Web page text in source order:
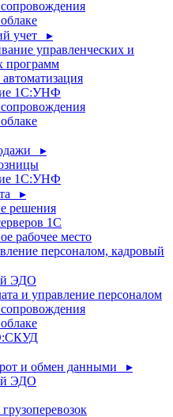
учет ▸
управленческих и
программ
автоматизация
1С:УНФ
▸
1С:УНФ
▸
решения
1С
рабочее место
персоналом, кадровый
ЭДО
и управление персоналом
и обмен данными ▸
ЭДО